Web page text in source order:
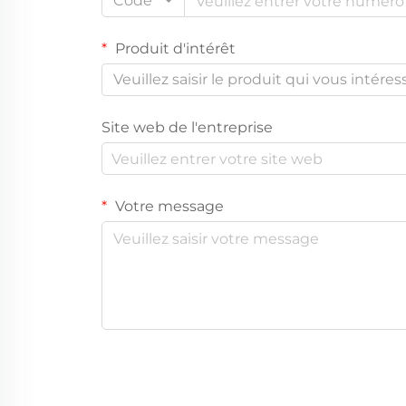
Produit d'intérêt
Veuillez saisir le produit qui vous
Site web de l'entreprise
Votre message